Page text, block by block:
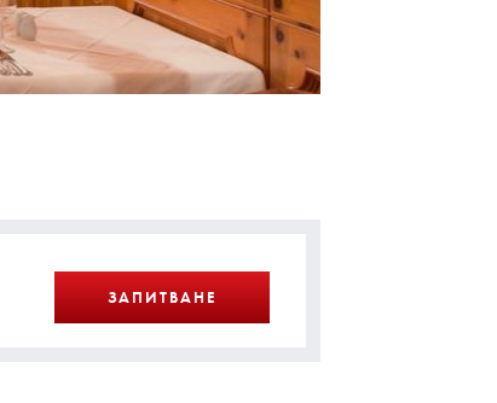
ЗАПИТВАНЕ